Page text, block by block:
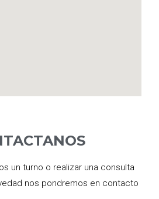
un turno o realizar una consulta
nos pondremos en contacto